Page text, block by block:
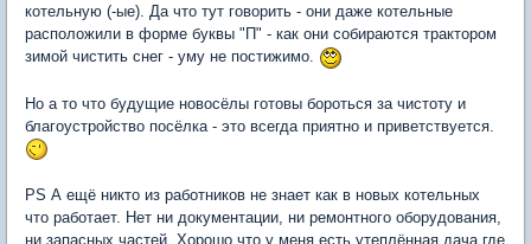
котельную (-ые). Да что тут говорить - они даже котельные
расположили в форме буквы "П" - как они собираются трактором
зимой чистить снег - уму не постижимо.
Но а то что будущие новосёлы готовы бороться за чистоту и
благоустройство посёлка - это всегда приятно и приветствуется.
PS А ещё никто из работников не знает как в новых котельных
что работает. Нет ни документации, ни ремонтного оборудования,
ни запасных частей. Хорошо что у меня есть утеплённая дача где